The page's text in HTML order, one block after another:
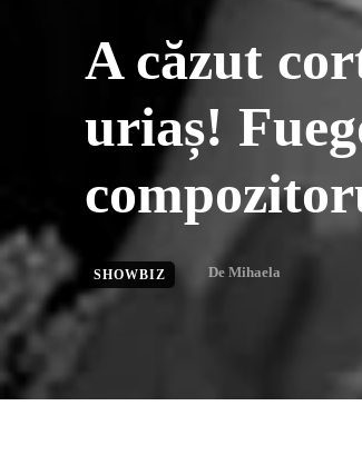
A căzut
uriaș!
SHOWBIZ De Mihaela